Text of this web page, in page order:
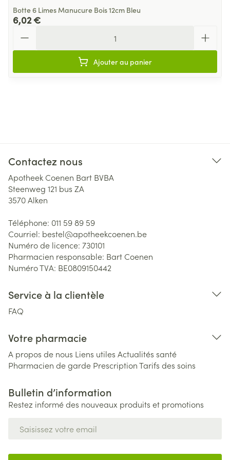
Botte 6 Limes Manucure Bois 12cm Bleu
6,02 €
Ajouter au panier
Contactez nous
Apotheek Coenen Bart BVBA
Steenweg 121 bus ZA
3570Alken
Téléphone: 011 59 89 59
Courriel: bestel@apotheekcoenen.be
Numéro de licence: 730101
Pharmacien responsable: Bart Coenen
Numéro TVA: BE0809150442
Service à la clientèle
FAQ
Votre pharmacie
A propos de nous Liens utiles Actualités santé
Pharmacien de garde PrescriptionTarifs des soins
Bulletin d’information
Restez informé des nouveaux produits et promotions